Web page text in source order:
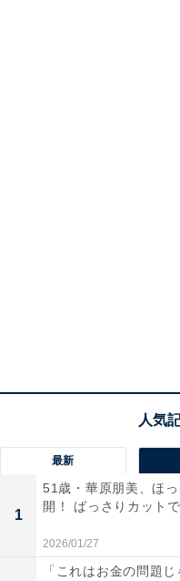
最新
1
51歳・華原朋美、ほ
開！ ばっさりカット
2026/01/27
「これはお金の問題